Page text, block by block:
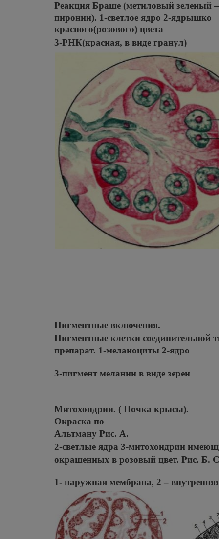
Реакция Браше (метиловый зеленый –
пиронин). 1-светлое ядро 2-ядрышко
красного(розового) цвета
3-РНК(красная, в виде гранул)
Пигментные включения.
Пигментные клетки
препарат. 1-меланоциты 2-ядро
3-пигмент меланин в виде зерен
Митохондрии. ( Почка крысы).
Окраска по
Альтману Рис. А.
2-светлые ядра 3-митохондрии
окрашенных в розовый цвет. Рис. Б.
1- наружная мембрана, 2 –